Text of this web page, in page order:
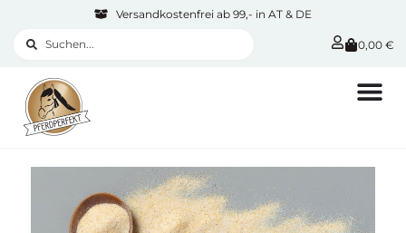
Versandkostenfrei ab 99,- in AT & DE
0,00 €